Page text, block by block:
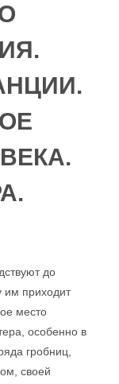
до
им приходит
место
особенно в
гробниц,
своей